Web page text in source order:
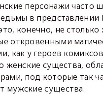
персонажи часто
в представлении
конечно, не
откровенными
как у героев
женские существа,
под которые так
мужские существа.